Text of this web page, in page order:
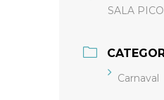
SALA
Carnaval